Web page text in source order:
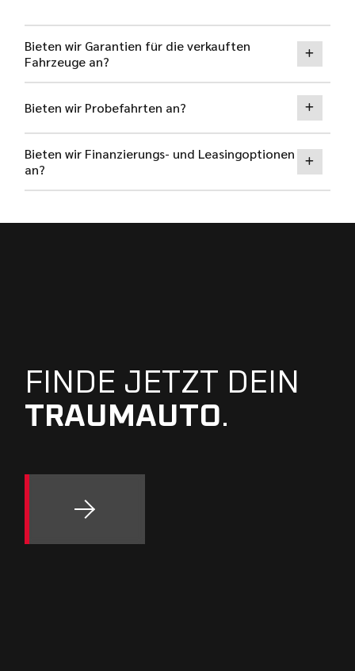
Bieten wir Garantien für die verkauften
Fahrzeuge an?
Bieten wir Probefahrten an?
Bieten wir Finanzierungs- und Leasingoptionen
an?
FINDE JETZT DEIN
TRAUMAUTO.